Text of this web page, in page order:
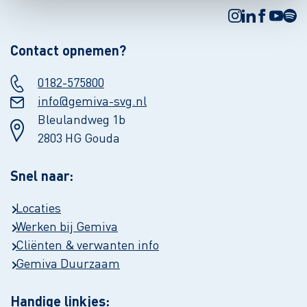
Contact opnemen?
0182-575800
info@gemiva-svg.nl
Bleulandweg 1b
2803 HG Gouda
Snel naar:
Locaties
Werken bij Gemiva
Cliënten & verwanten info
Gemiva Duurzaam
Handige linkjes: